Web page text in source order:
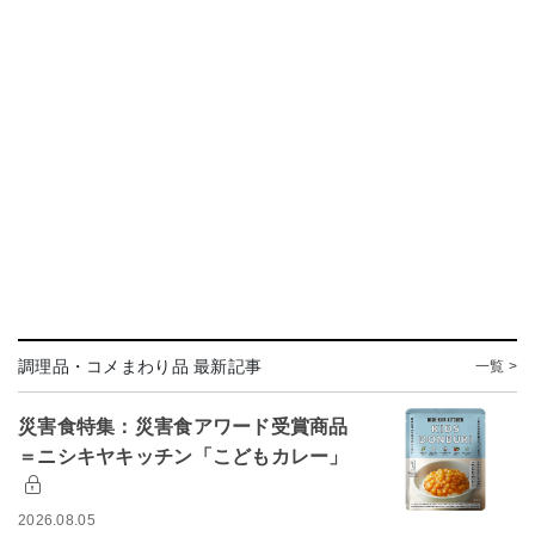
調理品・コメまわり品 最新記事 一覧 >
災害食特集：災害食アワード受賞商品
＝ニシキヤキッチン「こどもカレー」
2026.08.05